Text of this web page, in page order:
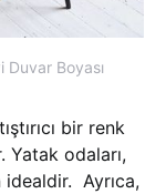
Boyası
bir renk
odaları,
Ayrıca,